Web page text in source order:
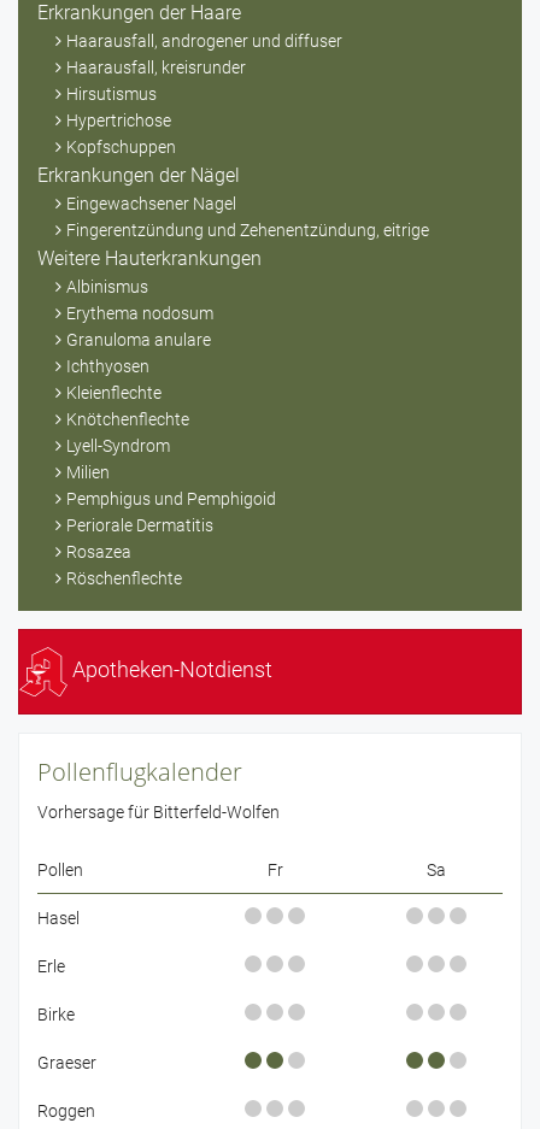
Erkrankungen der Haare
Haarausfall, androgener und diffuser
Haarausfall, kreisrunder
Hirsutismus
Hypertrichose
Kopfschuppen
Erkrankungen der Nägel
Eingewachsener Nagel
Fingerentzündung und Zehenentzündung, eitrige
Weitere Hauterkrankungen
Albinismus
Erythema nodosum
Granuloma anulare
Ichthyosen
Kleienflechte
Knötchenflechte
Lyell-Syndrom
Milien
Pemphigus und Pemphigoid
Periorale Dermatitis
Rosazea
Röschenflechte
Apotheken-Notdienst
Pollenflugkalender
Vorhersage für Bitterfeld-Wolfen
Pollen Fr Sa
Hasel
Erle
Birke
Graeser
Roggen